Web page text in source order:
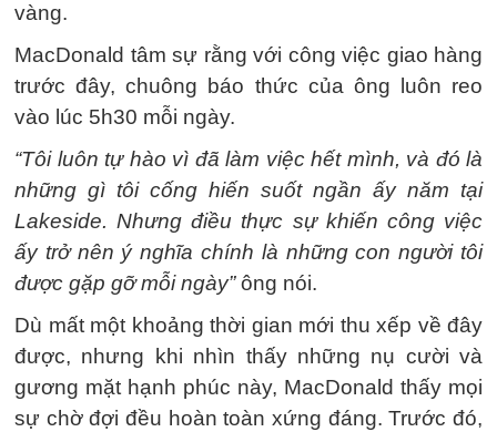
vàng.
MacDonald tâm sự rằng với công việc giao hàng
trước đây, chuông báo thức của ông luôn reo
vào lúc 5h30 mỗi ngày.
“Tôi luôn tự hào vì đã làm việc hết mình, và đó là
những gì tôi cống hiến suốt ngần ấy năm tại
Lakeside. Nhưng điều thực sự khiến công việc
ấy trở nên ý nghĩa chính là những con người tôi
được gặp gỡ mỗi ngày”ông nói.
Dù mất một khoảng thời gian mới thu xếp về đây
được, nhưng khi nhìn thấy những nụ cười và
gương mặt hạnh phúc này, MacDonald thấy mọi
sự chờ đợi đều hoàn toàn xứng đáng. Trước đó,